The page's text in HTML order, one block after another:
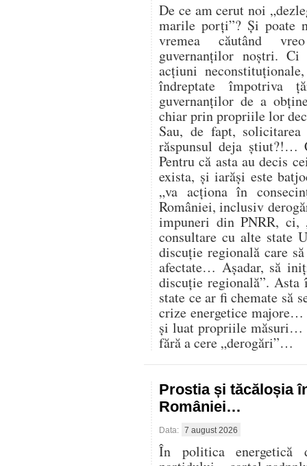
De ce am cerut noi
marile porți”? Și poate
vremea căutând
guvernanților noștri.
acțiuni
îndreptate împotriva
guvernanților de a
chiar prin propriile lor
Sau, de fapt,
răspunsul deja știut?!…
Pentru că asta au decis
exista, și iarăși este
„va acționa în
României, inclusiv
impuneri din PNRR, ci,
consultare cu alte state
discuție regională care
afectate… Așadar, să
discuție regională”.
state ce ar fi chemate să
crize energetice
și luat propriile măsuri…
fără a cere „derogări”…
Prostia și tăcăloșia
României…
Data: 7 august 2026
În politica